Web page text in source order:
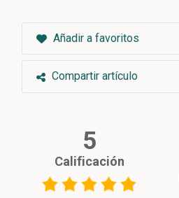
Añadir a favoritos
Compartir artículo
5
Calificación